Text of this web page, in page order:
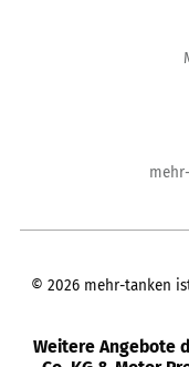
© 2026 mehr-tanken
Weitere Angebote